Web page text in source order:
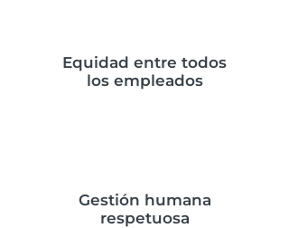
Equidad entre todos
los empleados
Gestión humana
respetuosa